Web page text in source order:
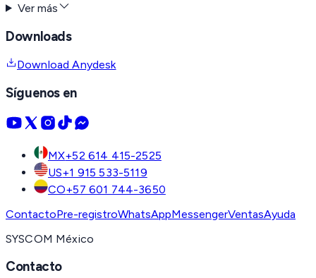
Ver más
Downloads
Download Anydesk
Síguenos en
MX+52 614 415-2525
US+1 915 533-5119
CO+57 601 744-3650
ContactoPre-registroWhatsAppMessengerVentasAyuda
SYSCOM México
Contacto